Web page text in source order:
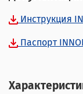
Инструкция
Паспорт